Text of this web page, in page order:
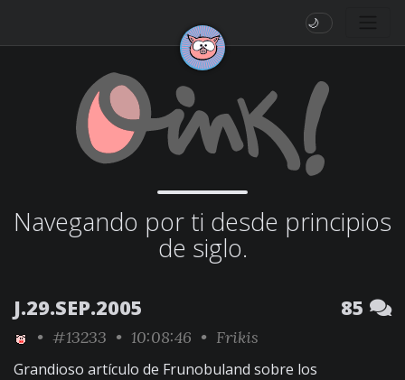
🌙
Navegando por ti desde principios
de siglo.
J.29.SEP.2005 85
• #13233 • 10:08:46 • Frikis
Grandioso artículo de Frunobuland sobre los